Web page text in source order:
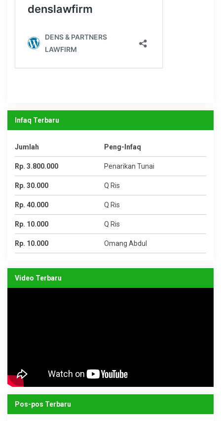
Infaq Terbaru
Jumlah Peng-Infaq
Rp. 3.800.000 Penarikan Tunai
Rp. 30.000 Q Ris
Rp. 40.000 Q Ris
Rp. 10.000 Q Ris
Rp. 10.000 Omang Abdul
Video Terbaru
Pos-pos Terbaru